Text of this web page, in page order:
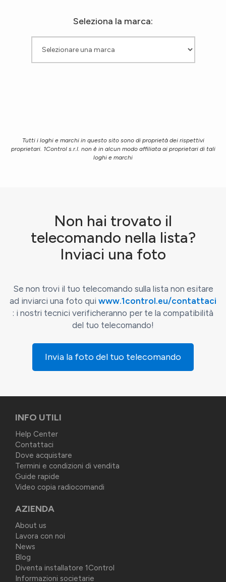
Seleziona la marca:
Tutti i loghi e marchi in questo sito sono di proprietà dei rispettivi
proprietari. 1Control s.r.l. non è in alcun modo affiliata ai proprietari di tali
loghi e marchi
Non hai trovato il
telecomando nella lista?
Inviaci una foto
Se non trovi il tuo telecomando sulla lista non esitare
ad inviarci una foto qui www.1control.eu/contattaci
: i nostri tecnici verificheranno per te la compatibilità
del tuo telecomando!
Invia la foto del tuo telecomando
INFO UTILI
Help Center
Contattaci
Dove acquistare
Termini e condizioni di vendita
Guide rapide
Video copia radiocomandi
AZIENDA
About us
Lavora con noi
News
Blog
Diventa installatore 1Control
Informazioni societarie